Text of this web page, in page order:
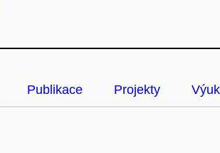
Publikace Projekty